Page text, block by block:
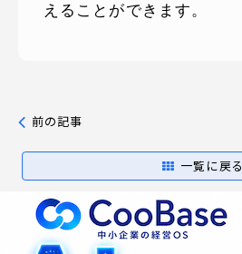
えることができます。
前の記事
一覧に戻る